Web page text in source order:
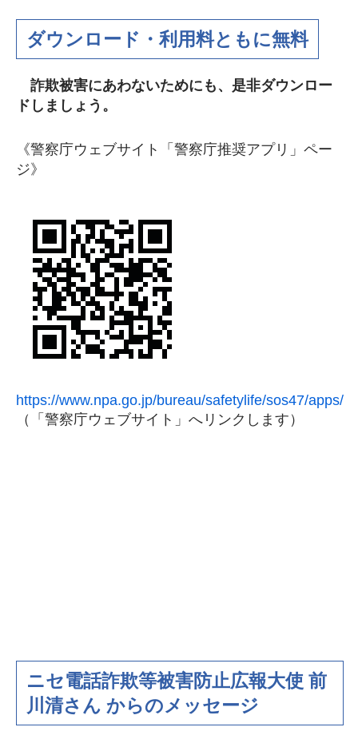
ダウンロード・利用料ともに無料
詐欺被害にあわないためにも、是非ダウンロー
ドしましょう。
《警察庁ウェブサイト「警察庁推奨アプリ」ペー
ジ》
https://www.npa.go.jp/bureau/safetylife/sos47/apps/
（「警察庁ウェブサイト」へリンクします）
ニセ電話詐欺等被害防止広報大使 前
川清さん からのメッセージ